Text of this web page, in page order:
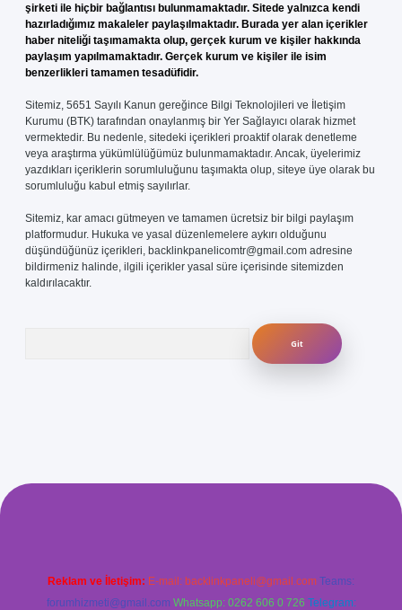
şirketi ile hiçbir bağlantısı bulunmamaktadır. Sitede yalnızca kendi
hazırladığımız makaleler paylaşılmaktadır. Burada yer alan içerikler
haber niteliği taşımamakta olup, gerçek kurum ve kişiler hakkında
paylaşım yapılmamaktadır. Gerçek kurum ve kişiler ile isim
benzerlikleri tamamen tesadüfidir.
Sitemiz, 5651 Sayılı Kanun gereğince Bilgi Teknolojileri ve İletişim
Kurumu (BTK) tarafından onaylanmış bir Yer Sağlayıcı olarak hizmet
vermektedir. Bu nedenle, sitedeki içerikleri proaktif olarak denetleme
veya araştırma yükümlülüğümüz bulunmamaktadır. Ancak, üyelerimiz
yazdıkları içeriklerin sorumluluğunu taşımakta olup, siteye üye olarak bu
sorumluluğu kabul etmiş sayılırlar.
Sitemiz, kar amacı gütmeyen ve tamamen ücretsiz bir bilgi paylaşım
platformudur. Hukuka ve yasal düzenlemelere aykırı olduğunu
düşündüğünüz içerikleri, backlinkpanelicomtr@gmail.com adresine
bildirmeniz halinde, ilgili içerikler yasal süre içerisinde sitemizden
kaldırılacaktır.
giris.com/
Reklam ve İletişim: E-mail: backlinkpaneli@gmail.com Teams:
forumhizmeti@gmail.com Whatsapp: 0262 606 0 726 Telegram: